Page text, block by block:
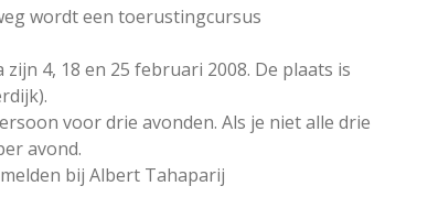
wordt een toerustingcursus
4, 18 en 25 februari 2008. De plaats is
voor drie avonden. Als je niet alle drie
avond.
bij Albert Tahaparij